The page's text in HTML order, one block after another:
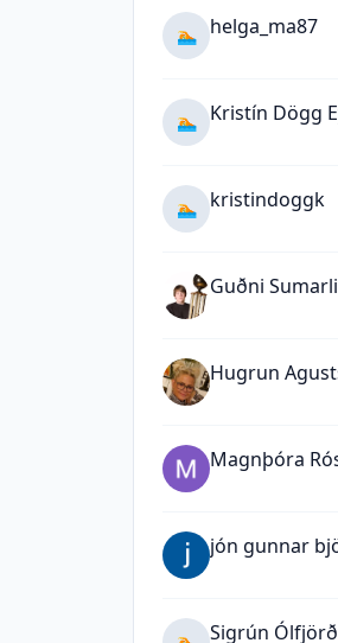
🏊 helga_ma87
🏊 Kristín Dögg
🏊 kristindoggk
Guðni
Hugrun
Magnþóra
jón gunnar
Sigrún Ólfjörð